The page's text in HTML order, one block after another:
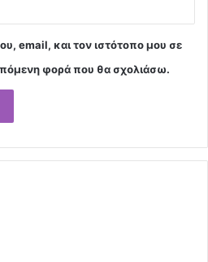
email, και τον ιστότοπο μου σε
φορά που θα σχολιάσω.